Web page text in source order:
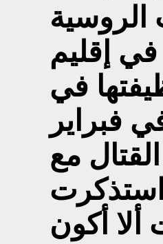
الروسية
إقليم
في
فبراير
القتال مع
ألا أكون